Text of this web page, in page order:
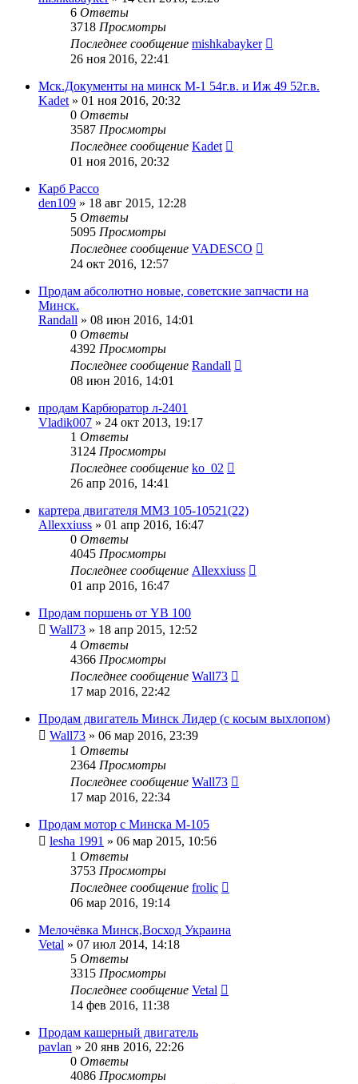
6 Ответы
3718 Просмотры
Последнее сообщение mishkabayker
26 ноя 2016, 22:41
Мск.Документы на минск М-1 54г.в. и Иж 49 52г.в.
Kadet » 01 ноя 2016, 20:32
0 Ответы
3587 Просмотры
Последнее сообщение Kadet
01 ноя 2016, 20:32
Карб Pacco
den109 » 18 авг 2015, 12:28
5 Ответы
5095 Просмотры
Последнее сообщение VADESCO
24 окт 2016, 12:57
Продам абсолютно новые, советские запчасти на
Минск.
Randall » 08 июн 2016, 14:01
0 Ответы
4392 Просмотры
Последнее сообщение Randall
08 июн 2016, 14:01
продам Карбюратор л-2401
Vladik007 » 24 окт 2013, 19:17
1 Ответы
3124 Просмотры
Последнее сообщение ko_02
26 апр 2016, 14:41
картера двигателя ММЗ 105-10521(22)
Allexxiuss » 01 апр 2016, 16:47
0 Ответы
4045 Просмотры
Последнее сообщение Allexxiuss
01 апр 2016, 16:47
Продам поршень от YB 100
Wall73 » 18 апр 2015, 12:52
4 Ответы
4366 Просмотры
Последнее сообщение Wall73
17 мар 2016, 22:42
Продам двигатель Минск Лидер (с косым выхлопом)
Wall73 » 06 мар 2016, 23:39
1 Ответы
2364 Просмотры
Последнее сообщение Wall73
17 мар 2016, 22:34
Продам мотор с Минска М-105
lesha 1991 » 06 мар 2015, 10:56
1 Ответы
3753 Просмотры
Последнее сообщение frolic
06 мар 2016, 19:14
Мелочёвка Минск,Восход Украина
Vetal » 07 июл 2014, 14:18
5 Ответы
3315 Просмотры
Последнее сообщение Vetal
14 фев 2016, 11:38
Продам кашерный двигатель
pavlan » 20 янв 2016, 22:26
0 Ответы
4086 Просмотры